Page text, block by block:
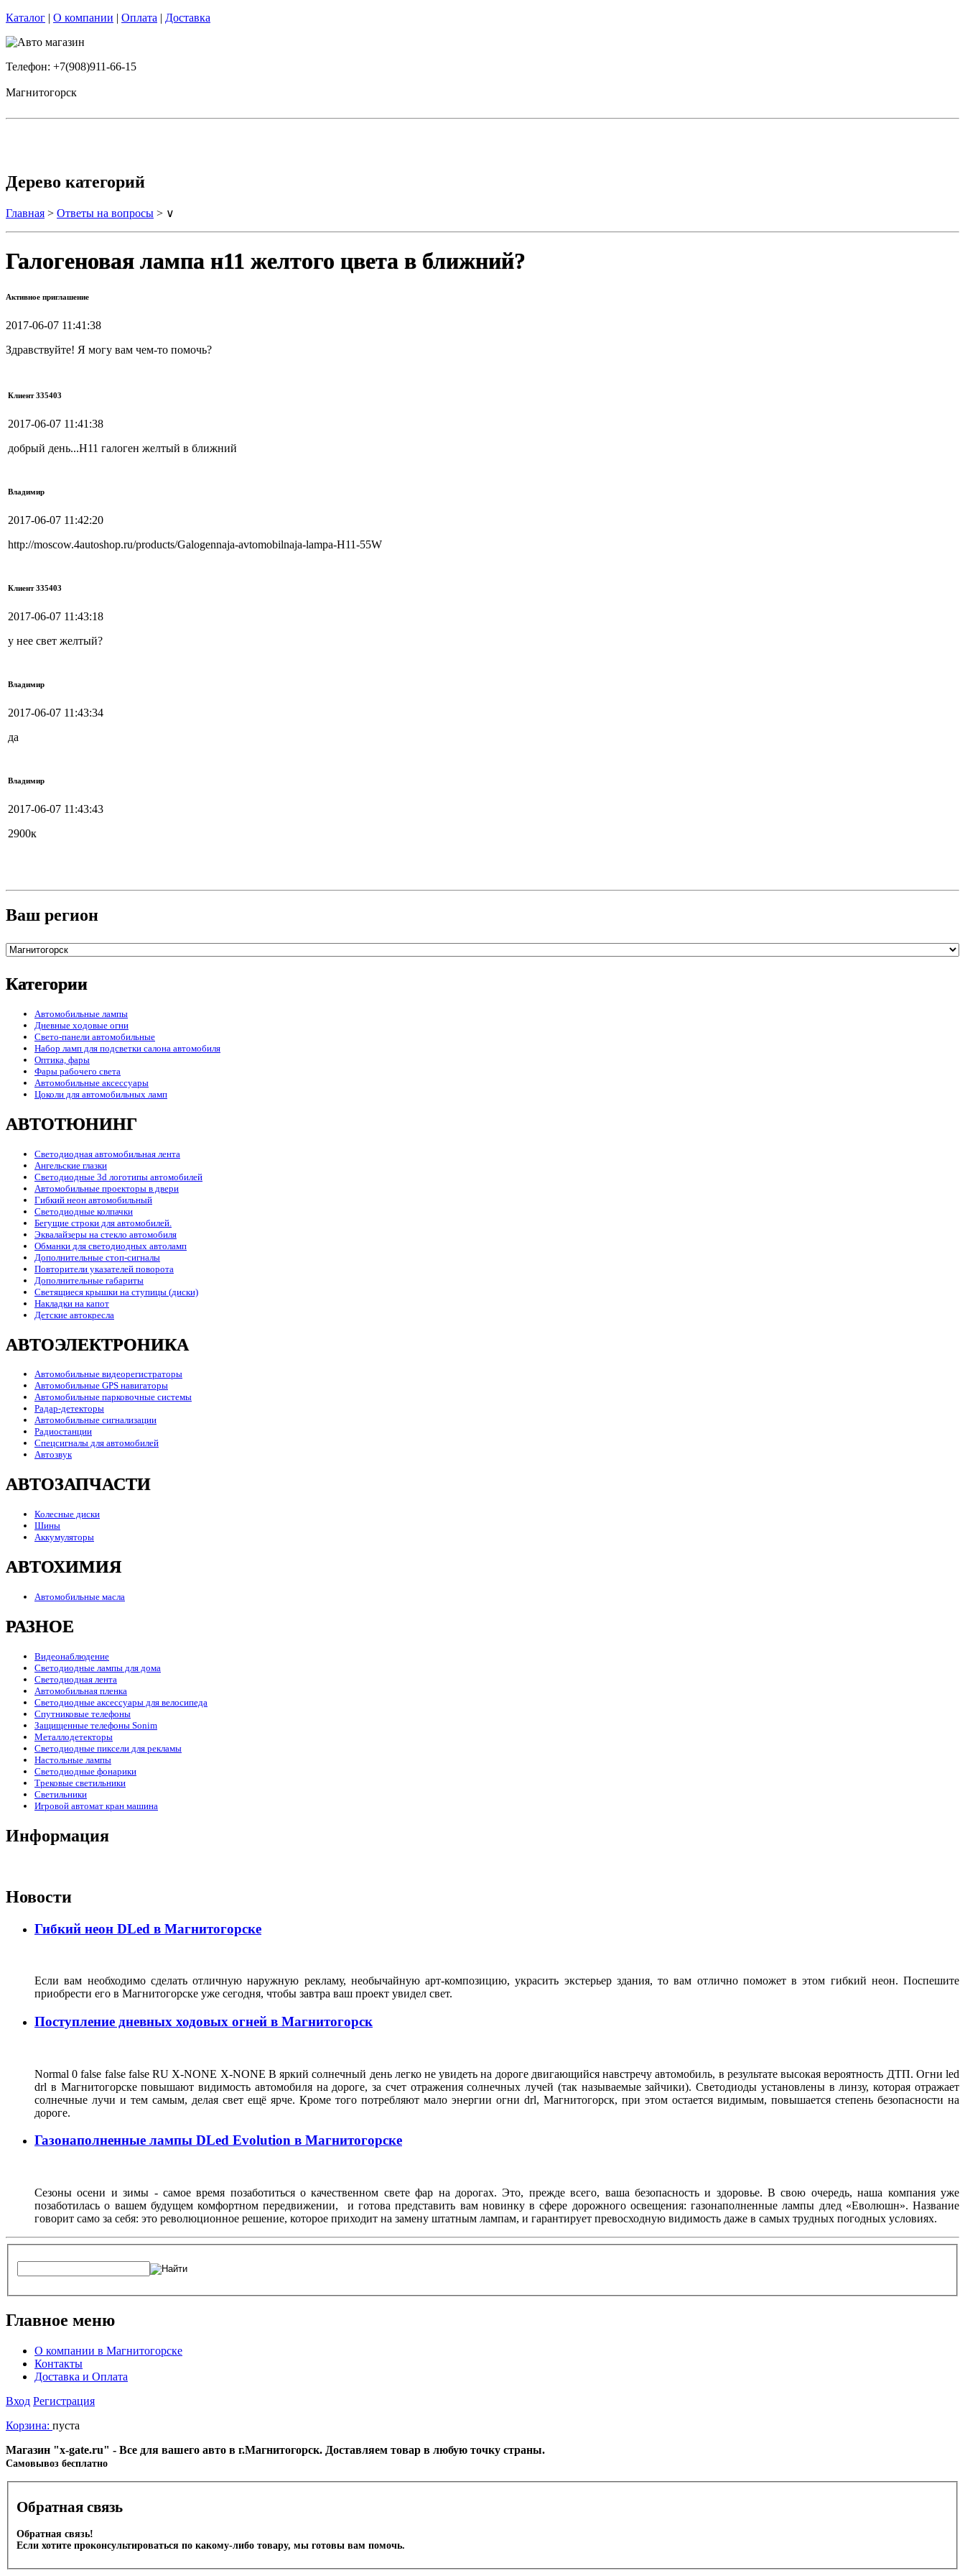
Каталог | О компании | Оплата | Доставка
Телефон: +7(908)911-66-15
Магнитогорск
Дерево категорий
Главная > Ответы на вопросы > ∨
Галогеновая лампа н11 желтого цвета в ближний?
Активное приглашение
2017-06-07 11:41:38
Здравствуйте! Я могу вам чем-то помочь?
Клиент 335403
2017-06-07 11:41:38
добрый день...Н11 галоген желтый в ближний
Владимир
2017-06-07 11:42:20
http://moscow.4autoshop.ru/products/Galogennaja-avtomobilnaja-lampa-H11-55W
Клиент 335403
2017-06-07 11:43:18
у нее свет желтый?
Владимир
2017-06-07 11:43:34
да
Владимир
2017-06-07 11:43:43
2900к
Ваш регион
Категории
Автомобильные лампы
Дневные ходовые огни
Свето-панели автомобильные
Набор ламп для подсветки салона автомобиля
Оптика, фары
Фары рабочего света
Автомобильные аксессуары
Цоколи для автомобильных ламп
АВТОТЮНИНГ
Светодиодная автомобильная лента
Ангельские глазки
Светодиодные 3d логотипы автомобилей
Автомобильные проекторы в двери
Гибкий неон автомобильный
Светодиодные колпачки
Бегущие строки для автомобилей.
Эквалайзеры на стекло автомобиля
Обманки для светодиодных автоламп
Дополнительные стоп-сигналы
Повторители указателей поворота
Дополнительные габариты
Светящиеся крышки на ступицы (диски)
Накладки на капот
Детские автокресла
АВТОЭЛЕКТРОНИКА
Автомобильные видеорегистраторы
Автомобильные GPS навигаторы
Автомобильные парковочные системы
Радар-детекторы
Автомобильные сигнализации
Радиостанции
Спецсигналы для автомобилей
Автозвук
АВТОЗАПЧАСТИ
Колесные диски
Шины
Аккумуляторы
АВТОХИМИЯ
Автомобильные масла
РАЗНОЕ
Видеонаблюдение
Светодиодные лампы для дома
Светодиодная лента
Автомобильная пленка
Светодиодные аксессуары для велосипеда
Спутниковые телефоны
Защищенные телефоны Sonim
Металлодетекторы
Светодиодные пиксели для рекламы
Настольные лампы
Светодиодные фонарики
Трековые светильники
Светильники
Игровой автомат кран машина
Информация
Новости
Гибкий неон DLed в Магнитогорске
Если вам необходимо сделать отличную наружную рекламу, необычайную арт-композицию, украсить экстерьер здания, то вам отлично поможет в этом гибкий неон. Поспешите
приобрести его в Магнитогорске уже сегодня, чтобы завтра ваш проект увидел свет.
Поступление дневных ходовых огней в Магнитогорск
Normal 0 false false false RU X-NONE X-NONE В яркий солнечный день легко не увидеть на дороге двигающийся навстречу автомобиль, в результате высокая вероятность ДТП. Огни led
drl в Магнитогорске повышают видимость автомобиля на дороге, за счет отражения солнечных лучей (так называемые зайчики). Светодиоды установлены в линзу, которая отражает
солнечные лучи и тем самым, делая свет ещё ярче. Кроме того потребляют мало энергии огни drl, Магнитогорск, при этом остается видимым, повышается степень безопасности на
дороге.
Газонаполненные лампы DLed Evolution в Магнитогорске
Сезоны осени и зимы - самое время позаботиться о качественном свете фар на дорогах. Это, прежде всего, ваша безопасность и здоровье. В свою очередь, наша компания уже
позаботилась о вашем будущем комфортном передвижении, и готова представить вам новинку в сфере дорожного освещения: газонаполненные лампы длед «Еволюшн». Название
говорит само за себя: это революционное решение, которое приходит на замену штатным лампам, и гарантирует превосходную видимость даже в самых трудных погодных условиях.
Главное меню
О компании в Магнитогорске
Контакты
Доставка и Оплата
Вход Регистрация
Корзина: пуста
Магазин "x-gate.ru" - Все для вашего авто в г.Магнитогорск. Доставляем товар в любую точку страны.
Cамовывоз бесплатно
Обратная связь
Обратная связь!
Если хотите проконсультироваться по какому-либо товару, мы готовы вам помочь.